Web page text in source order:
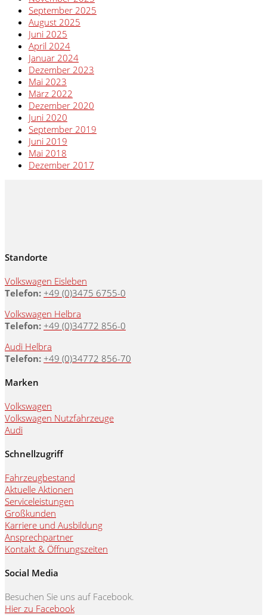
September 2025
August 2025
Juni 2025
April 2024
Januar 2024
Dezember 2023
Mai 2023
März 2022
Dezember 2020
Juni 2020
September 2019
Juni 2019
Mai 2018
Dezember 2017
Standorte
Volkswagen Eisleben
Telefon: +49 (0)3475 6755-0
Volkswagen Helbra
Telefon: +49 (0)34772 856-0
Audi Helbra
Telefon: +49 (0)34772 856-70
Marken
Volkswagen
Volkswagen Nutzfahrzeuge
Audi
Schnellzugriff
Fahrzeugbestand
Aktuelle Aktionen
Serviceleistungen
Großkunden
Karriere und Ausbildung
Ansprechpartner
Kontakt & Öffnungszeiten
Social Media
Besuchen Sie uns auf Facebook.
Hier zu Facebook